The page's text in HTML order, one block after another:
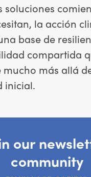
soluciones
la acción
base de
compartida
mucho más allá
inicial.
our
community